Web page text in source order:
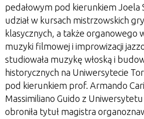
pedałowym pod kierunkiem Joela
udział w kursach mistrzowskich
klasycznych, a także organowego
muzyki filmowej i improwizacji
studiowała muzykę włoską i
historycznych na Uniwersytecie
pod kierunkiem prof. Armando
Massimiliano Guido z
obroniła tytuł magistra